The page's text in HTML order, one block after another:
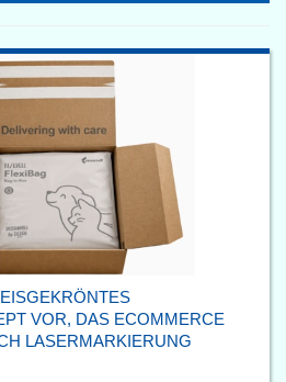
VOR, DAS ECOMMERCE
LASERMARKIERUNG